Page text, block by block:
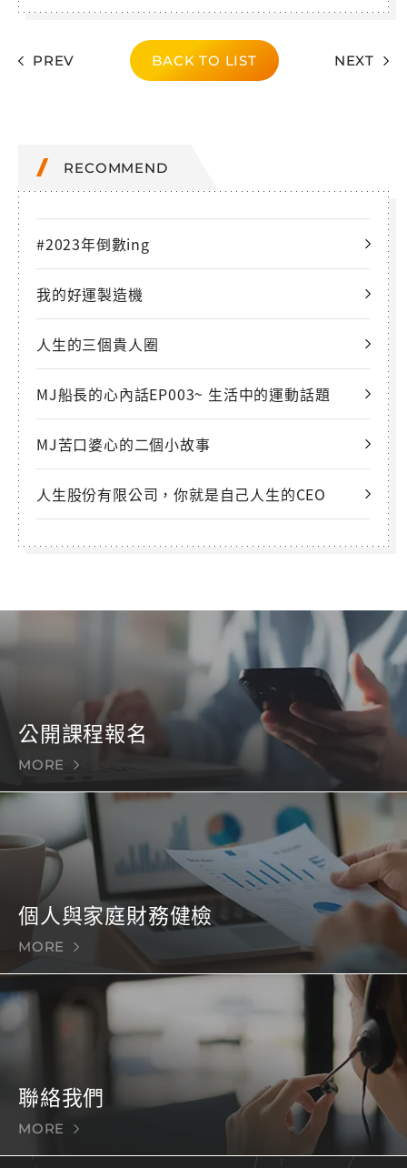
PREV BACK TO LIST NEXT
RECOMMEND
#2023年倒數ing
我的好運製造機
人生的三個貴人圈
MJ船長的心內話EP003~ 生活中的運動話題
MJ苦口婆心的二個小故事
人生股份有限公司，你就是自己人生的CEO
公開課程報名
MORE
個人與家庭財務健檢
MORE
聯絡我們
MORE